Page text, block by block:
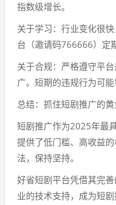
指数级增长。
关于学习：行业变化很
台（邀请码766666）定
关于合规：严格遵守平
广。短期的违规行为可能
总结：抓住短剧推广的
短剧推广作为2025年最
提供了低门槛、高收益
法，保持坚持。
好省短剧平台凭借其完
业的技术支持，成为短